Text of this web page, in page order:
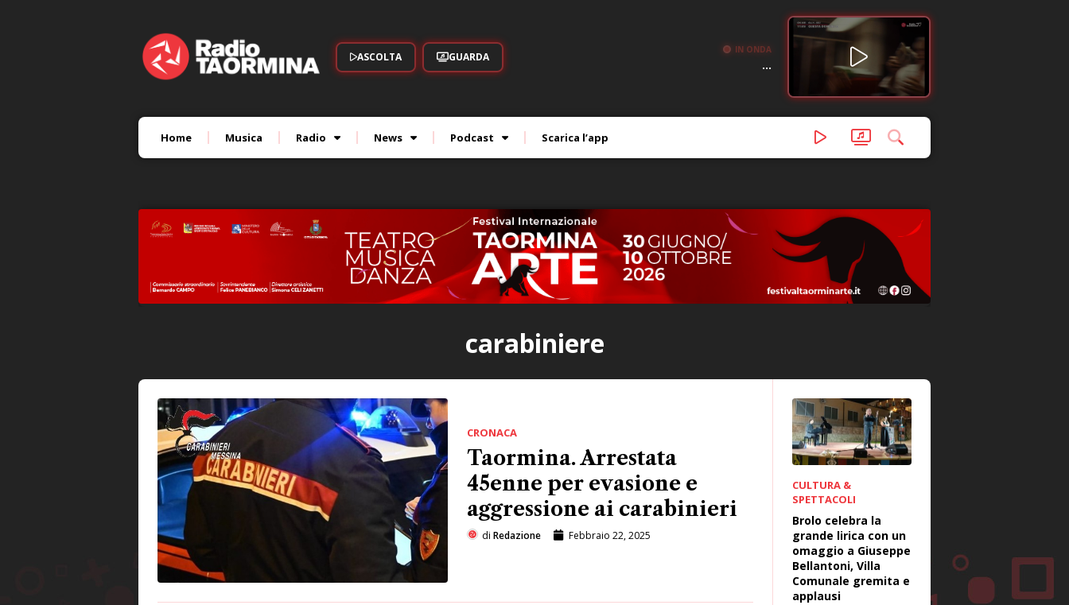
ASCOLTA GUARDA
IN ONDA
...
Home Musica Radio News Podcast Scarica l’app
carabiniere
CRONACA
Taormina. Arrestata
45enne per evasione e
aggressione ai carabinieri
di Redazione Febbraio 22, 2025
CULTURA &
SPETTACOLI
Brolo celebra la
grande lirica con un
omaggio a Giuseppe
Bellantoni, Villa
Comunale gremita e
applausi